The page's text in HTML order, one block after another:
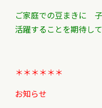
ご家庭での豆まきに
活躍することを期待し
＊＊＊＊＊＊
お知らせ